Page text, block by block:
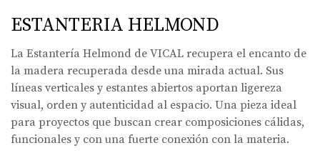
ESTANTERIA HELMOND
La Estantería Helmond de VICAL recupera el encanto de
la madera recuperada desde una mirada actual. Sus
líneas verticales y estantes abiertos aportan ligereza
visual, orden y autenticidad al espacio. Una pieza ideal
para proyectos que buscan crear composiciones cálidas,
funcionales y con una fuerte conexión con la materia.